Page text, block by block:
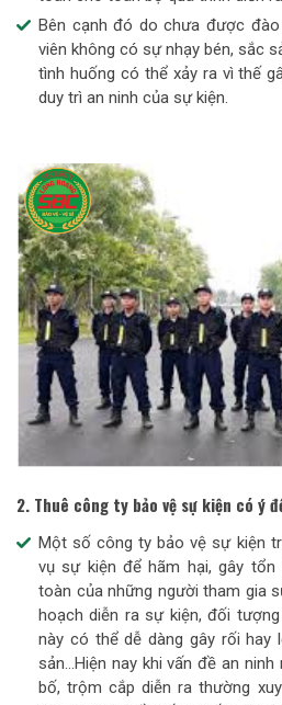
Bên cạnh đó do chưa được
viên không có sự nhạy bén, sắc
tình huống có thể xảy ra vì thế
duy trì an ninh của sự kiện.
2. Thuê công ty bảo vệ sự kiện có ý
Một số công ty bảo vệ sự kiện
vụ sự kiện để hãm hại, gây
toàn của những người tham gia
hoạch diễn ra sự kiện, đối
này có thể dễ dàng gây rối hay
sản…Hiện nay khi vấn đề an
bố, trộm cắp diễn ra thường